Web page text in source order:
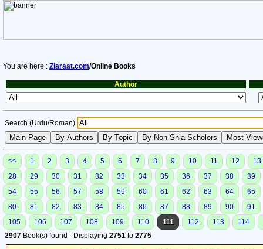
You are here : Ziaraat.com/Online Books
Author
Search (Urdu/Roman)
<< 1 2 3 4 5 6 7 8 9 10 11 12
13
28
29 30 31 32 33 34 35 36 37 38
39
54
55 56 57 58 59 60 61 62 63 64
65
80
81 82 83 84 85 86 87 88 89 90
91
105
106 107 108 109 110 111 112 113
114
2907 Book(s) found - Displaying 2751 to 2775